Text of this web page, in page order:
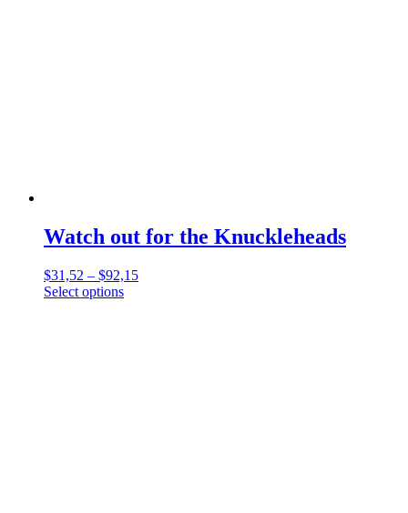
Watch out for the Knuckleheads
$31,52 – $92,15
Select options